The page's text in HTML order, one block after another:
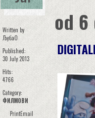
Written by
ЉубаО
Published:
30 July 2013
Hits:
4766
Category:
ФИЛМОВИ
PrintEmail
od 6